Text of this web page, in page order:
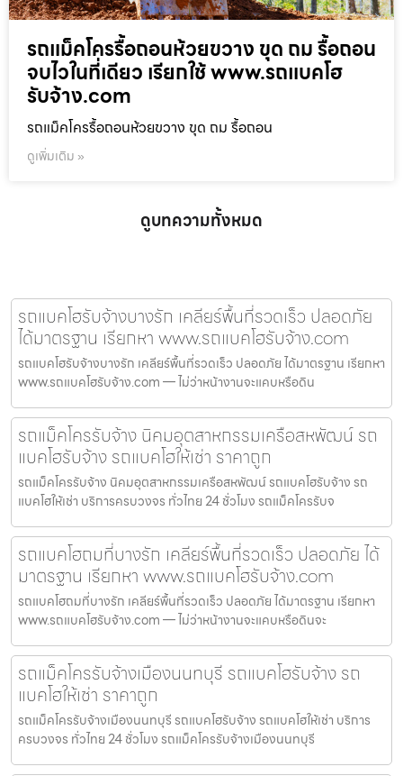
รถแม็คโครรื้อถอนห้วยขวาง ขุด ถม รื้อถอน
จบไวในที่เดียว เรียกใช้ www.รถแบคโฮ
รับจ้าง.com
รถแม็คโครรื้อถอนห้วยขวาง ขุด ถม รื้อถอน
ดูเพิ่มเติม »
ดูบทความทั้งหมด
รถแบคโฮรับจ้างบางรัก เคลียร์พื้นที่รวดเร็ว ปลอดภัย
ได้มาตรฐาน เรียกหา www.รถแบคโฮรับจ้าง.com
รถแบคโฮรับจ้างบางรัก เคลียร์พื้นที่รวดเร็ว ปลอดภัย ได้มาตรฐาน เรียกหา
www.รถแบคโฮรับจ้าง.com — ไม่ว่าหน้างานจะแคบหรือดิน
รถแม็คโครรับจ้าง นิคมอุตสาหกรรมเครือสหพัฒน์ รถ
แบคโฮรับจ้าง รถแบคโฮให้เช่า ราคาถูก
รถแม็คโครรับจ้าง นิคมอุตสาหกรรมเครือสหพัฒน์ รถแบคโฮรับจ้าง รถ
แบคโฮให้เช่า บริการครบวงจร ทั่วไทย 24 ชั่วโมง รถแม็คโครรับจ
รถแบคโฮถมที่บางรัก เคลียร์พื้นที่รวดเร็ว ปลอดภัย ได้
มาตรฐาน เรียกหา www.รถแบคโฮรับจ้าง.com
รถแบคโฮถมที่บางรัก เคลียร์พื้นที่รวดเร็ว ปลอดภัย ได้มาตรฐาน เรียกหา
www.รถแบคโฮรับจ้าง.com — ไม่ว่าหน้างานจะแคบหรือดินจะ
รถแม็คโครรับจ้างเมืองนนทบุรี รถแบคโฮรับจ้าง รถ
แบคโฮให้เช่า ราคาถูก
รถแม็คโครรับจ้างเมืองนนทบุรี รถแบคโฮรับจ้าง รถแบคโฮให้เช่า บริการ
ครบวงจร ทั่วไทย 24 ชั่วโมง รถแม็คโครรับจ้างเมืองนนทบุรี